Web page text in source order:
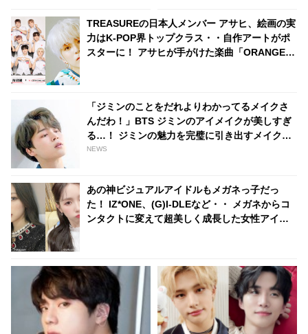
TREASUREの日本人メンバー アサヒ、絵画の実
力はK-POP界トップクラス・・自作アートがポ
スターに！ アサヒが手がけた楽曲「ORANGE」
「ジミンのことをだれよりわかってるメイクさ
んだわ！」BTS ジミンのアイメイクが美しすぎ
る…！ ジミンの魅力を完璧に引き出すメイクテ
クニックに脱帽…その妖艶さの秘訣が明らかに
NEWS
あの神ビジュアルアイドルもメガネっ子だっ
た！ IZ*ONE、(G)I-DLEなど・・ メガネからコ
ンタクトに変えて超美しく成長した女性アイド